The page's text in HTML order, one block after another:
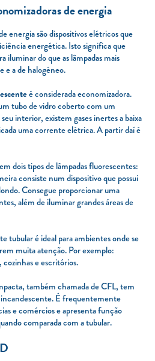
de energia
energia são dispositivos elétricos que
energética. Isto significa que
iluminar do que as lâmpadas mais
e a de halogéneo.
é considerada economizadora.
tubo de vidro coberto com um
interior, existem gases inertes a baixa
uma corrente elétrica. A partir daí é
dois tipos de lâmpadas fluorescentes:
consiste num dispositivo que possui
Consegue proporcionar uma
além de iluminar grandes áreas de
tubular é ideal para ambientes onde se
muita atenção. Por exemplo:
e escritórios.
também chamada de CFL, tem
É frequentemente
e comércios e apresenta função
comparada com a tubular.